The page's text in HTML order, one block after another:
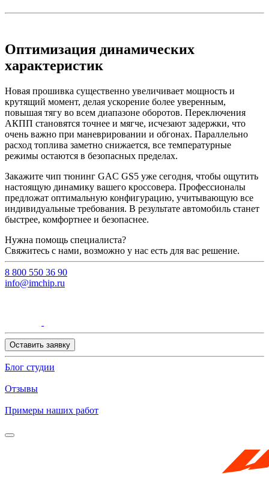
Оптимизация динамических
характеристик
Новая прошивка существенно увеличивает мощность и
крутящий момент, делая ускорение более уверенным,
повышая тягу во всем диапазоне оборотов. Переключения
АКПП становятся точнее и мягче, исчезают задержки, что
очень важно при маневрировании и обгонах. Параллельно
расход топлива заметно снижается, все температурные
режимы остаются в безопасных пределах.
Закажите чип тюнинг GAC GS5 уже сегодня, чтобы ощутить
настоящую динамику вашего кроссовера. Профессионалы
предложат оптимальную конфигурацию, учитывающую все
индивидуальные требования. В результате автомобиль станет
быстрее, комфортнее и безопаснее.
Нужна помощь специалиста?
Свяжитесь с нами, возможно у нас есть для вас решение.
8 800 550 36 90
info@imchip.ru
Оставить заявку
Блог студии
Отзывы
Примеры наших работ